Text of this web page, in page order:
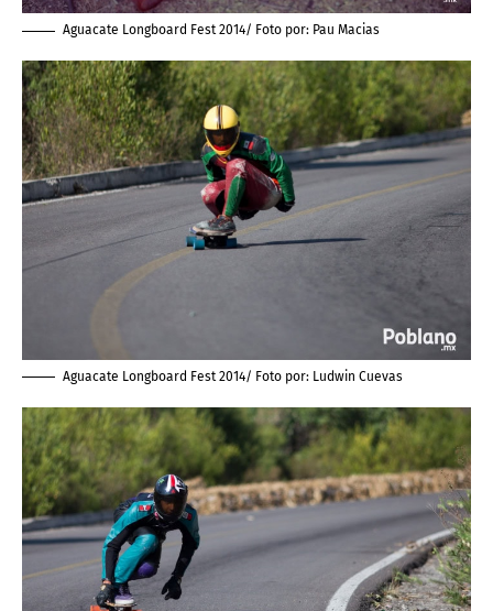
Aguacate Longboard Fest 2014/ Foto por: Pau Macias
Aguacate Longboard Fest 2014/ Foto por: Ludwin Cuevas